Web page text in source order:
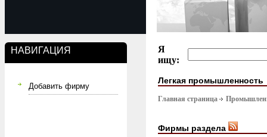
НАВИГАЦИЯ
Добавить фирму
Я
ищу:
Легкая промышленность
Главная страница
Фирмы раздела